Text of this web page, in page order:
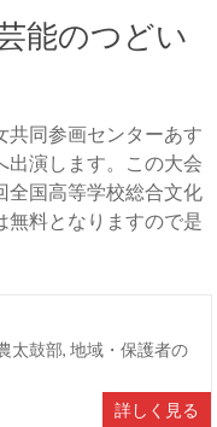
能のつどい
共同参画センターあす
出演します。この大会
全国高等学校総合文化
無料となりますので是
太鼓部,地域・保護者の
詳しく見る